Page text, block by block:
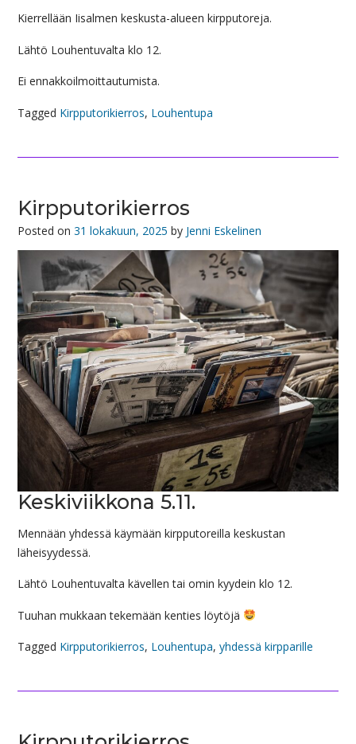
Kierrellään Iisalmen keskusta-alueen kirpputoreja.
Lähtö Louhentuvalta klo 12.
Ei ennakkoilmoittautumista.
Tagged Kirpputorikierros, Louhentupa
Kirpputorikierros
Posted on 31 lokakuun, 2025 by Jenni Eskelinen
Keskiviikkona 5.11.
Mennään yhdessä käymään kirpputoreilla keskustan
läheisyydessä.
Lähtö Louhentuvalta kävellen tai omin kyydein klo 12.
Tuuhan mukkaan tekemään kenties löytöjä
Tagged Kirpputorikierros, Louhentupa, yhdessä kirpparille